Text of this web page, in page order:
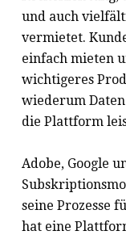
und auch
vermietet.
einfach mieten
wichtigeres
wiederum
die Plattform
Adobe, Google
seine Prozesse
hat eine